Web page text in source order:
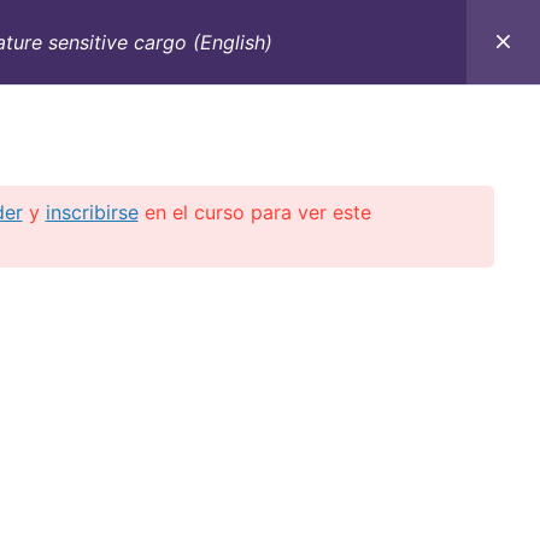
CONTACTO E-BOOKS
sensitive cargo (English)
y inscribirseen el curso para ver este